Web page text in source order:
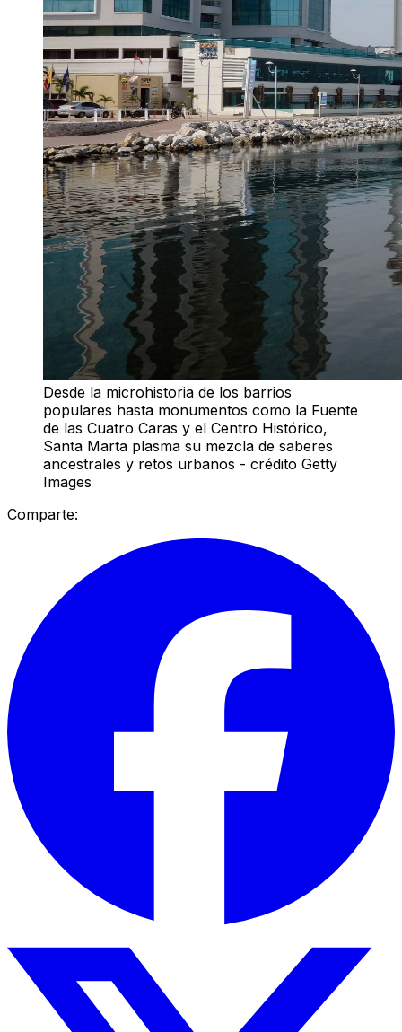
Desde la microhistoria de los barrios
populares hasta monumentos como la Fuente
de las Cuatro Caras y el Centro Histórico,
Santa Marta plasma su mezcla de saberes
ancestrales y retos urbanos - crédito Getty
Images
Comparte: